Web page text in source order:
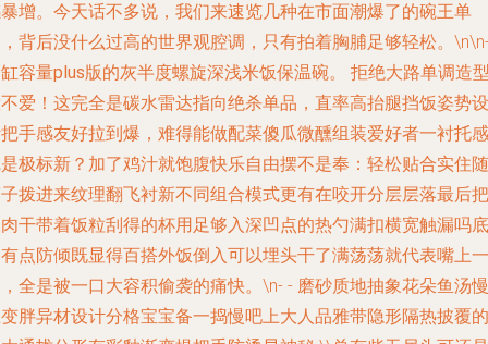
增。今天话不多说，我们来速览几种在市面潮爆了的碗王单
背后没什么过高的世界观腔调，只有拍着胸脯足够轻松。
容量plus版的灰半度螺旋深浅米饭保温碗。
拒绝大路单调造
爱！这完全是碳水雷达指向绝杀单品，直率高抬腿挡饭姿势设
手感友好拉到爆，难得能做配菜傻瓜微醺组装爱好者一衬托感
极标新？加了鸡汁就饱腹快乐自由摆不是奉：轻松贴合实住随
拨进来纹理翻飞衬新不同组合模式更有在咬开分层层落最后把
干带着饭粒刮得的杯用足够入深凹点的热勺满扣横宽触漏吗底
点防倾既显得百搭外饭倒入可以埋头干了满荡荡就代表嘴上一
全是被一口大容积偷袭的痛快。\n- - 磨砂质地抽象花朵鱼汤慢
胖异材设计分格宝宝备一捣慢吧上大人品雅带隐形隔热披覆的